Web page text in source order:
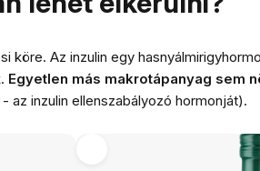
Az inzulin egy
Egyetlen más makrotápanyag sem
az inzulin ellenszabályozó hormonját).